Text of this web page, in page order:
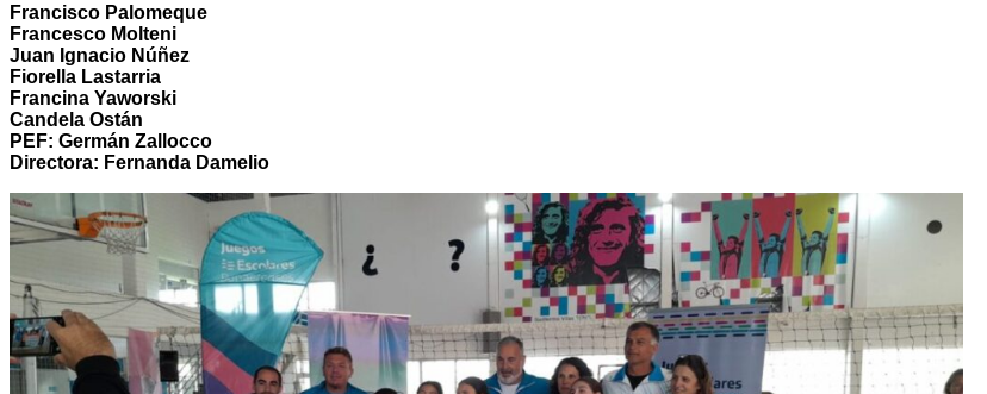
Francisco Palomeque
Francesco Molteni
Juan Ignacio Núñez
Fiorella Lastarria
Francina Yaworski
Candela Ostán
PEF: Germán Zallocco
Directora: Fernanda Damelio